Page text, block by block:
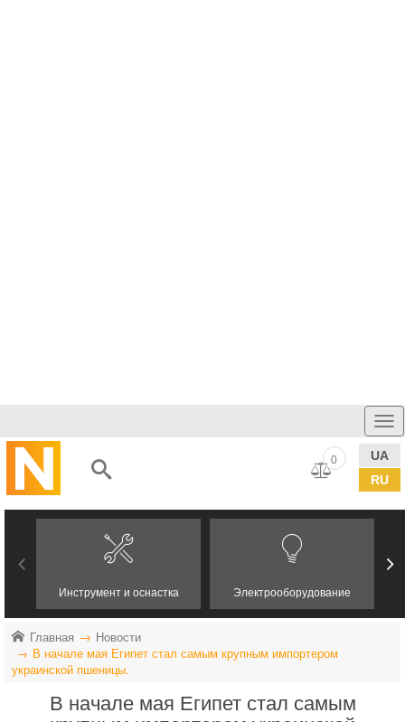
UA
RU
0
Инструмент и оснастка Электрооборудование
Главная
Новости
В начале мая Египет стал самым крупным импортером
украинской пшеницы.
В начале мая Египет стал самым